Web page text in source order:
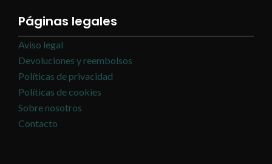
Páginas legales
Aviso legal
Devoluciones y reembolsos
Políticas de privacidad
Políticas de cookies
Sobre nosotros
Contacto